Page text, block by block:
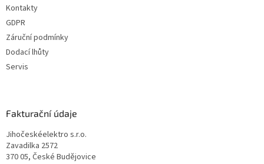
Kontakty
GDPR
Záruční podmínky
Dodací lhůty
Servis
Fakturační údaje
Jihočeskéelektro s.r.o.
Zavadilka 2572
370 05, České Budějovice